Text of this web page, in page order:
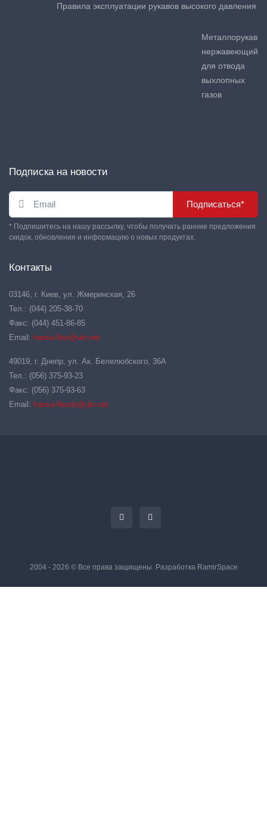
Правила эксплуатации рукавов высокого давления
Металлорукав
нержавеющий
для отвода
выхлопных
газов
Подписка на новости
Подписаться*
* Подпишитесь на нашу рассылку, чтобы получать ранние предложения
скидок, обновления и информацию о новых продуктах.
Контакты
03146, г. Киев, ул. Жмеринская, 26
Тел.: (044) 205-38-70
Факс: (044) 451-86-85
Email: hansa-flex@ukr.net
49019, г. Днепр, ул. Ак. Белелюбского, 36А
Тел.: (056) 375-93-23
Факс: (056) 375-93-63
Email: hansa-flexdn@ukr.net
2004 - 2026 © Все права защищены. Разработка RamirSpace